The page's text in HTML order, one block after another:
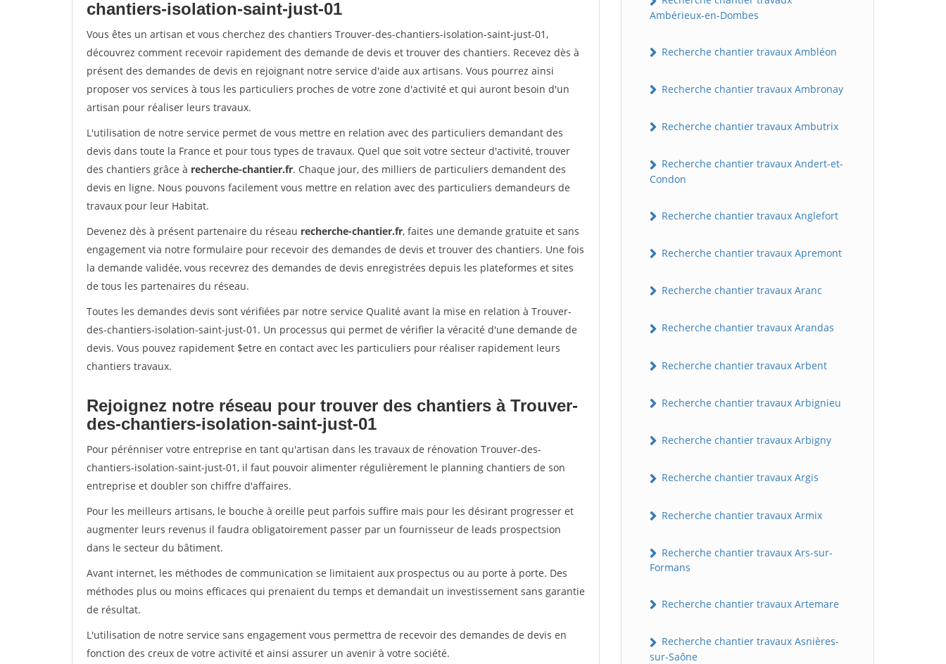
chantiers-isolation-saint-just-01
Vous êtes un artisan et vous cherchez des chantiers Trouver-des-chantiers-isolation-saint-just-01,
découvrez comment recevoir rapidement des demande de devis et trouver des chantiers. Recevez dès à
présent des demandes de devis en rejoignant notre service d'aide aux artisans. Vous pourrez ainsi
proposer vos services à tous les particuliers proches de votre zone d'activité et qui auront besoin d'un
artisan pour réaliser leurs travaux.
L'utilisation de notre service permet de vous mettre en relation avec des particuliers demandant des
devis dans toute la France et pour tous types de travaux. Quel que soit votre secteur d'activité, trouver
des chantiers grâce à recherche-chantier.fr. Chaque jour, des milliers de particuliers demandent des
devis en ligne. Nous pouvons facilement vous mettre en relation avec des particuliers demandeurs de
travaux pour leur Habitat.
Devenez dès à présent partenaire du réseau recherche-chantier.fr, faites une demande gratuite et sans
engagement via notre formulaire pour recevoir des demandes de devis et trouver des chantiers. Une fois
la demande validée, vous recevrez des demandes de devis enregistrées depuis les plateformes et sites
de tous les partenaires du réseau.
Toutes les demandes devis sont vérifiées par notre service Qualité avant la mise en relation à Trouver-
des-chantiers-isolation-saint-just-01. Un processus qui permet de vérifier la véracité d'une demande de
devis. Vous pouvez rapidement $etre en contact avec les particuliers pour réaliser rapidement leurs
chantiers travaux.
Rejoignez notre réseau pour trouver des chantiers à Trouver-
des-chantiers-isolation-saint-just-01
Pour pérénniser votre entreprise en tant qu'artisan dans les travaux de rénovation Trouver-des-
chantiers-isolation-saint-just-01, il faut pouvoir alimenter régulièrement le planning chantiers de son
entreprise et doubler son chiffre d'affaires.
Pour les meilleurs artisans, le bouche à oreille peut parfois suffire mais pour les désirant progresser et
augmenter leurs revenus il faudra obligatoirement passer par un fournisseur de leads prospectsion
dans le secteur du bâtiment.
Avant internet, les méthodes de communication se limitaient aux prospectus ou au porte à porte. Des
méthodes plus ou moins efficaces qui prenaient du temps et demandait un investissement sans garantie
de résultat.
L'utilisation de notre service sans engagement vous permettra de recevoir des demandes de devis en
fonction des creux de votre activité et ainsi assurer un avenir à votre société.
Ambérieux-en-Dombes
Recherche chantier travaux Ambléon
Recherche chantier travaux Ambronay
Recherche chantier travaux Ambutrix
Recherche chantier travaux Andert-et-
Condon
Recherche chantier travaux Anglefort
Recherche chantier travaux Apremont
Recherche chantier travaux Aranc
Recherche chantier travaux Arandas
Recherche chantier travaux Arbent
Recherche chantier travaux Arbignieu
Recherche chantier travaux Arbigny
Recherche chantier travaux Argis
Recherche chantier travaux Armix
Recherche chantier travaux Ars-sur-
Formans
Recherche chantier travaux Artemare
Recherche chantier travaux Asnières-
sur-Saône